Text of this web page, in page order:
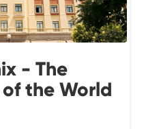
- The
the World